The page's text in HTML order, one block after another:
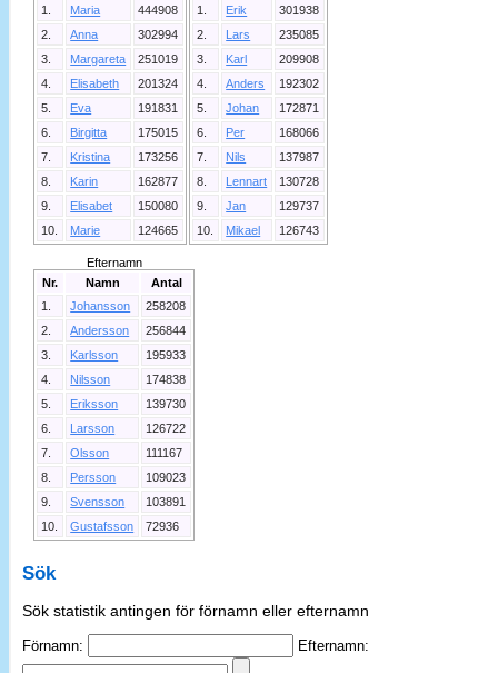
1.
Maria
444908
2.
Anna
302994
3.
Margareta
251019
4.
Elisabeth
201324
5.
Eva
191831
6.
Birgitta
175015
7.
Kristina
173256
8.
Karin
162877
9.
Elisabet
150080
10.
Marie 124665
1.
Erik
301938
2.
Lars
235085
3.
Karl
209908
4.
Anders
192302
5.
Johan
172871
6.
Per
168066
7.
Nils
137987
8.
Lennart
130728
9.
Jan
129737
10.
Mikael 126743
Efternamn
Nr.
Namn
Antal
1.
Johansson
258208
2.
Andersson
256844
3.
Karlsson
195933
4.
Nilsson
174838
5.
Eriksson
139730
6.
Larsson
126722
7.
Olsson
111167
8.
Persson
109023
9.
Svensson
103891
10.
Gustafsson 72936
Sök
Sök statistik antingen för förnamn eller efternamn
Förnamn: Efternamn: